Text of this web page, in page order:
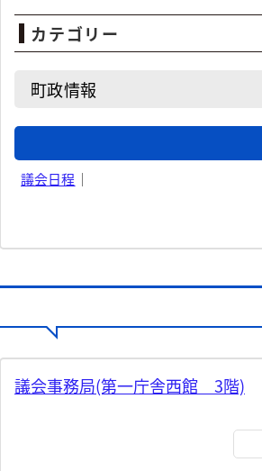
カテゴリー
町政情報
議会日程 ｜
議会事務局(第一庁舎西館 3階)